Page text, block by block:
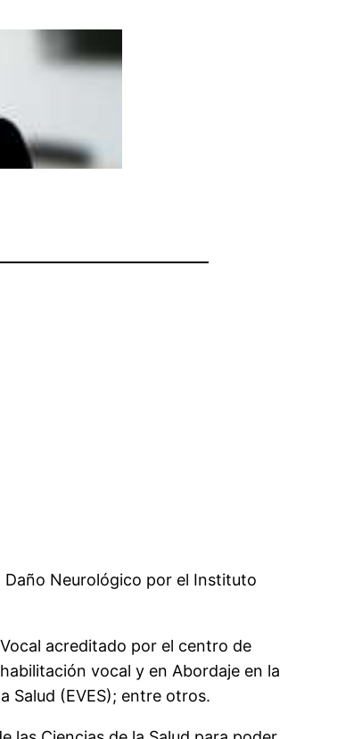
Daño Neurológico por el Instituto
acreditado por el centro de
vocal y en Abordaje en la
Salud (EVES); entre otros.